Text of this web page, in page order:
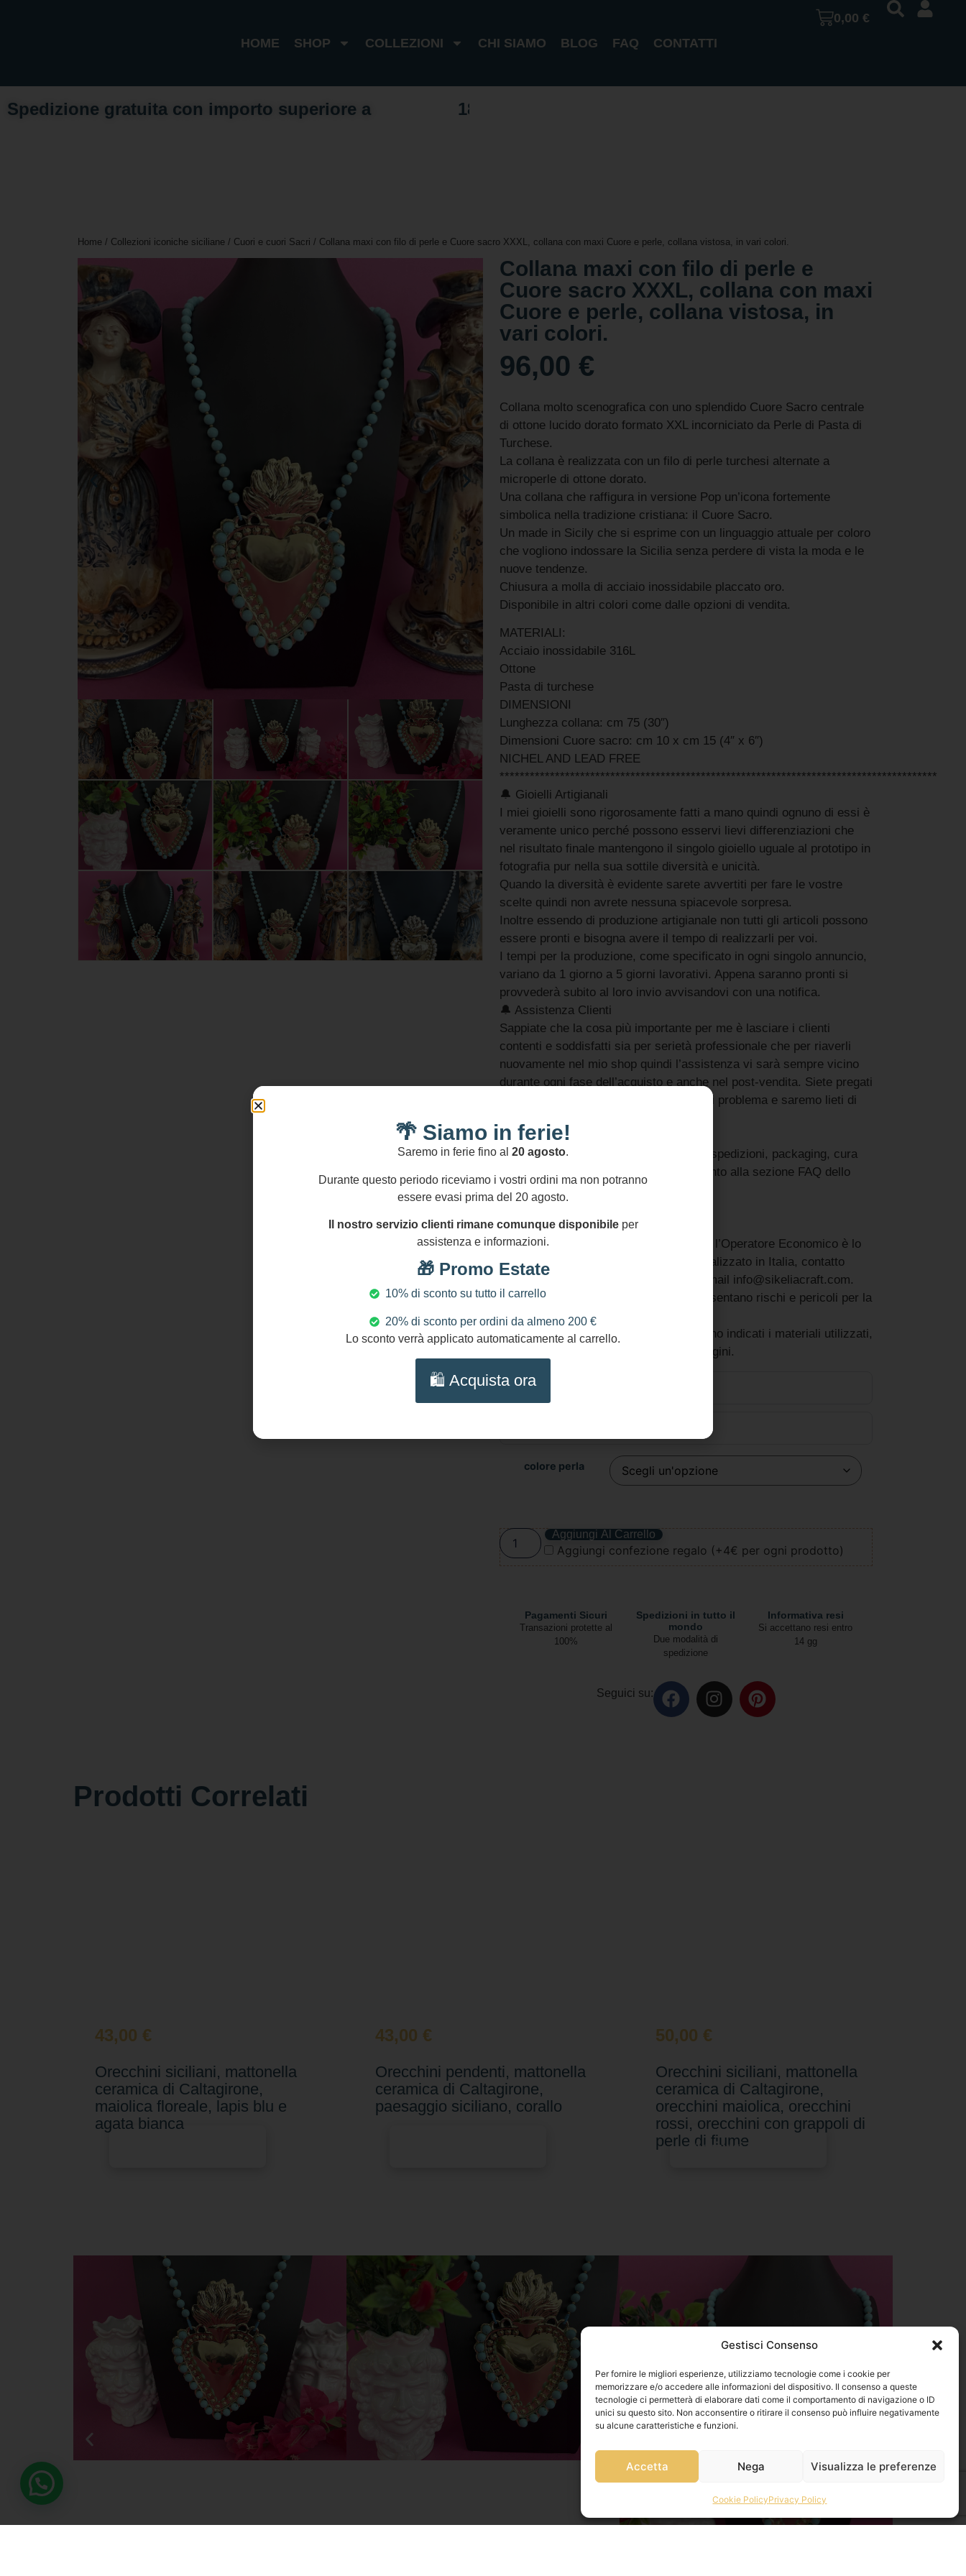
Gestisci Consenso
Per fornire le migliori esperienze, utilizziamo tecnologie come i cookie per
memorizzare e/o accedere alle informazioni del dispositivo. Il consenso a queste
tecnologie ci permetterà di elaborare dati come il comportamento di navigazione o ID
unici su questo sito. Non acconsentire o ritirare il consenso può influire negativamente
su alcune caratteristiche e funzioni.
Accetta Nega Visualizza le preferenze
Cookie PolicyPrivacy Policy
HOME SHOP COLLEZIONI CHI SIAMO BLOG FAQ CONTATTI
0,00€
Spedizione gratuita con importo superiore a 18
Home / Collezioni iconiche siciliane / Cuori e cuori Sacri / Collana maxi con filo di perle e Cuore sacro XXXL, collana con maxi Cuore e perle, collana vistosa, in vari colori.
Collana maxi con filo di perle e
Cuore sacro XXXL, collana con maxi
Cuore e perle, collana vistosa, in
vari colori.
96,00 €
Collana molto scenografica con uno splendido Cuore Sacro centrale
di ottone lucido dorato formato XXL incorniciato da Perle di Pasta di
Turchese.
La collana è realizzata con un filo di perle turchesi alternate a
microperle di ottone dorato.
Una collana che raffigura in versione Pop un’icona fortemente
simbolica nella tradizione cristiana: il Cuore Sacro.
Un made in Sicily che si esprime con un linguaggio attuale per coloro
che vogliono indossare la Sicilia senza perdere di vista la moda e le
nuove tendenze.
Chiusura a molla di acciaio inossidabile placcato oro.
Disponibile in altri colori come dalle opzioni di vendita.
MATERIALI:
Acciaio inossidabile 316L
Ottone
Pasta di turchese
DIMENSIONI
Lunghezza collana: cm 75 (30″)
Dimensioni Cuore sacro: cm 10 x cm 15 (4″ x 6″)
NICHEL AND LEAD FREE
***************************************************************************************
🔔 Gioielli Artigianali
I miei gioielli sono rigorosamente fatti a mano quindi ognuno di essi è
veramente unico perché possono esservi lievi differenziazioni che
nel risultato finale mantengono il singolo gioiello uguale al prototipo in
fotografia pur nella sua sottile diversità e unicità.
Quando la diversità è evidente sarete avvertiti per fare le vostre
scelte quindi non avrete nessuna spiacevole sorpresa.
Inoltre essendo di produzione artigianale non tutti gli articoli possono
essere pronti e bisogna avere il tempo di realizzarli per voi.
I tempi per la produzione, come specificato in ogni singolo annuncio,
variano da 1 giorno a 5 giorni lavorativi. Appena saranno pronti si
provvederà subito al loro invio avvisandovi con una notifica.
🔔 Assistenza Clienti
Sappiate che la cosa più importante per me è lasciare i clienti
contenti e soddisfatti sia per serietà professionale che per riaverli
nuovamente nel mio shop quindi l’assistenza vi sarà sempre vicino
durante ogni fase dell’acquisto e anche nel post-vendita. Siete pregati
anzi di contattarmi sempre per qualsiasi problema e saremo lieti di
🔔 FAQ
Per qualsiasi informazione relativa alle spedizioni, packaging, cura
dei gioielli e materiali usati fate riferimento alla sezione FAQ dello
shop.
GPSR
In conformità al GPSR si comunica che l’Operatore Economico è lo
stesso produttore (SIKELIACRAFT) localizzato in Italia, contatto
telefonico +39 375 7750152, contatto email info@sikeliacraft.com.
Gli articoli messi in commercio non presentano rischi e pericoli per la
salute dei consumatori.
Nella descrizione di ciascun articolo sono indicati i materiali utilizzati,
i modi di uso e manutenzione e le immagini.
Informazioni Aggiuntive
colore perla
Aggiungi Al Carrello
Aggiungi confezione regalo (+4€ per ogni prodotto)
Pagamenti Sicuri
Transazioni protette al
100%
Spedizioni in tutto il
mondo
Due modalità di
spedizione
Informativa resi
Si accettano resi entro
14 gg
Seguici su:
Prodotti Correlati
43,00 €
Orecchini siciliani, mattonella
ceramica di Caltagirone,
maiolica floreale, lapis blu e
agata bianca
43,00 €
Orecchini pendenti, mattonella
ceramica di Caltagirone,
paesaggio siciliano, corallo
50,00 €
Orecchini siciliani, mattonella
ceramica di Caltagirone,
orecchini maiolica, orecchini
rossi, orecchini con grappoli di
perle di fiume
Aggiungi al carrello
🌴 Siamo in ferie!
Saremo in ferie fino al 20 agosto.
Durante questo periodo riceviamo i vostri ordini ma non potranno
essere evasi prima del 20 agosto.
Il nostro servizio clienti rimane comunque disponibileper
assistenza e informazioni.
🎁 Promo Estate
10% di sconto su tutto il carrello
20% di sconto per ordini da almeno 200 €
Lo sconto verrà applicato automaticamente al carrello.
🛍️ Acquista ora